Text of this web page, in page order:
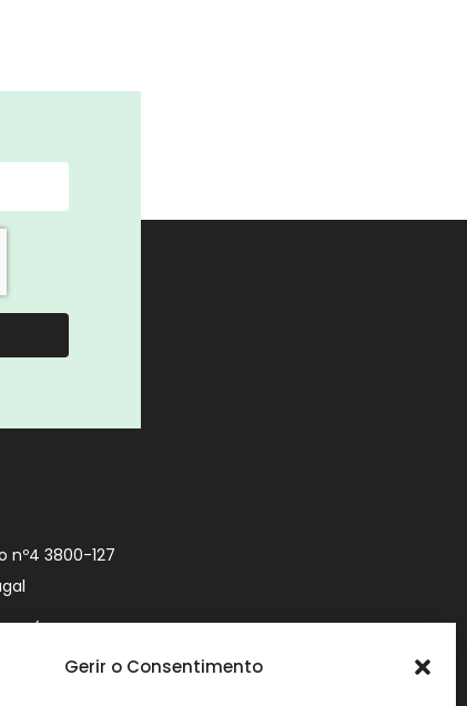
Gerir o Consentimento
nº4 3800-127
(Chamada
nacional)